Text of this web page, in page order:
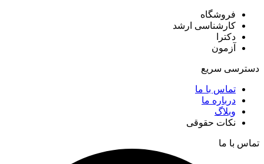
فروشگاه
کارشناسی ارشد
دکترا
آزمون
دسترسی سریع
تماس با ما
درباره ما
وبلاگ
نکات حقوقی
تماس با ما